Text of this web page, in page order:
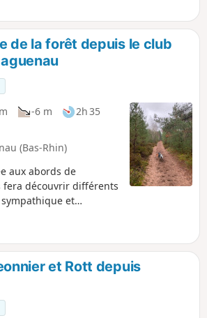
par les
village
la lisière de la
de la forêt depuis le club
-6 m
2h 35
(Bas-Rhin)
aux abords de
fera découvrir différents
et
et Rott depuis